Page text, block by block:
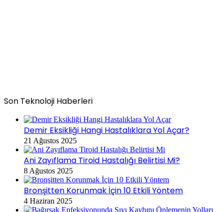
Son Teknoloji Haberleri
Demir Eksikliği Hangi Hastalıklara Yol Açar?
21 Ağustos 2025
Ani Zayıflama Tiroid Hastalığı Belirtisi Mi?
8 Ağustos 2025
Bronşitten Korunmak İçin 10 Etkili Yöntem
4 Haziran 2025